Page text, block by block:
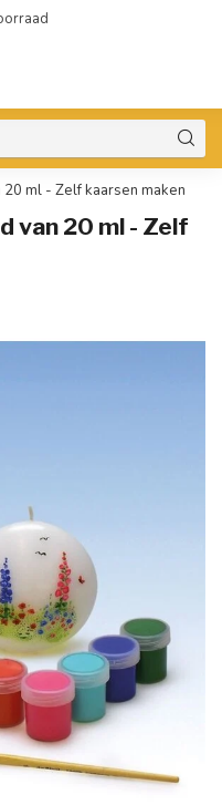
ml - Zelf kaarsen maken
van 20 ml - Zelf